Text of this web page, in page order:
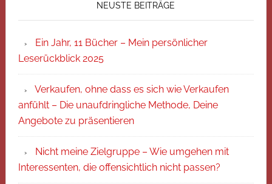
NEUSTE BEITRÄGE
Ein Jahr, 11 Bücher – Mein persönlicher
Leserückblick 2025
Verkaufen, ohne dass es sich wie Verkaufen
anfühlt – Die unaufdringliche Methode, Deine
Angebote zu präsentieren
Nicht meine Zielgruppe – Wie umgehen mit
Interessenten, die offensichtlich nicht passen?